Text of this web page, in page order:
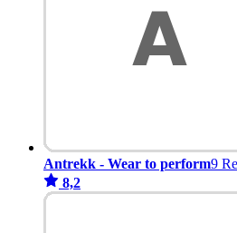
Antrekk - Wear to perform9
8,2